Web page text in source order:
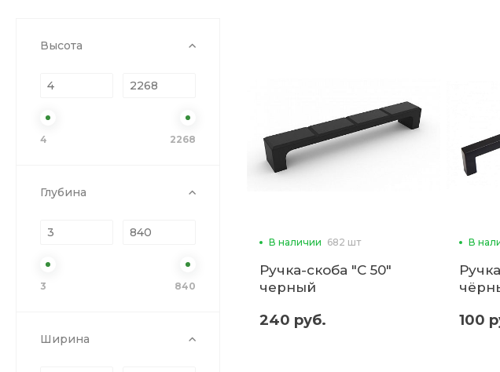
Высота
4 2268
Глубина
3 840
Ширина
В наличии 682 шт
Ручка-скоба "С 50"
черный
240 руб.
В
100